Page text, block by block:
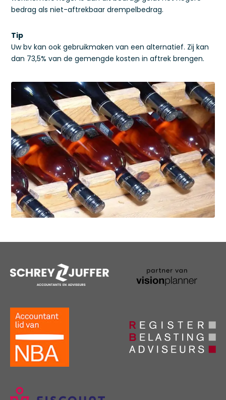
bedrag als niet-aftrekbaar drempelbedrag.
Tip
Uw bv kan ook gebruikmaken van een alternatief. Zij kan
dan 73,5% van de gemengde kosten in aftrek brengen.